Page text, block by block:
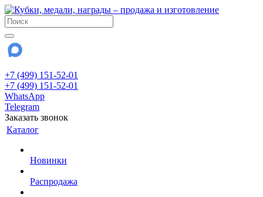
+7 (499) 151-52-01
+7 (499) 151-52-01
WhatsApp
Telegram
Заказать звонок
Каталог
Новинки
Распродажа